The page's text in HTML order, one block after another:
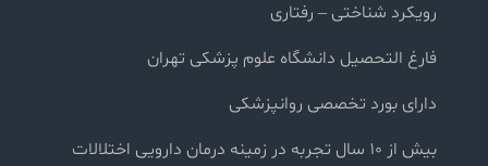
رویکرد شناختی – رفتاری
فارغ التحصیل دانشگاه علوم پزشکی تهران
دارای بورد تخصصی روانپزشکی
بیش از ۱۰ سال تجربه در زمینه درمان دارویی اختلالات